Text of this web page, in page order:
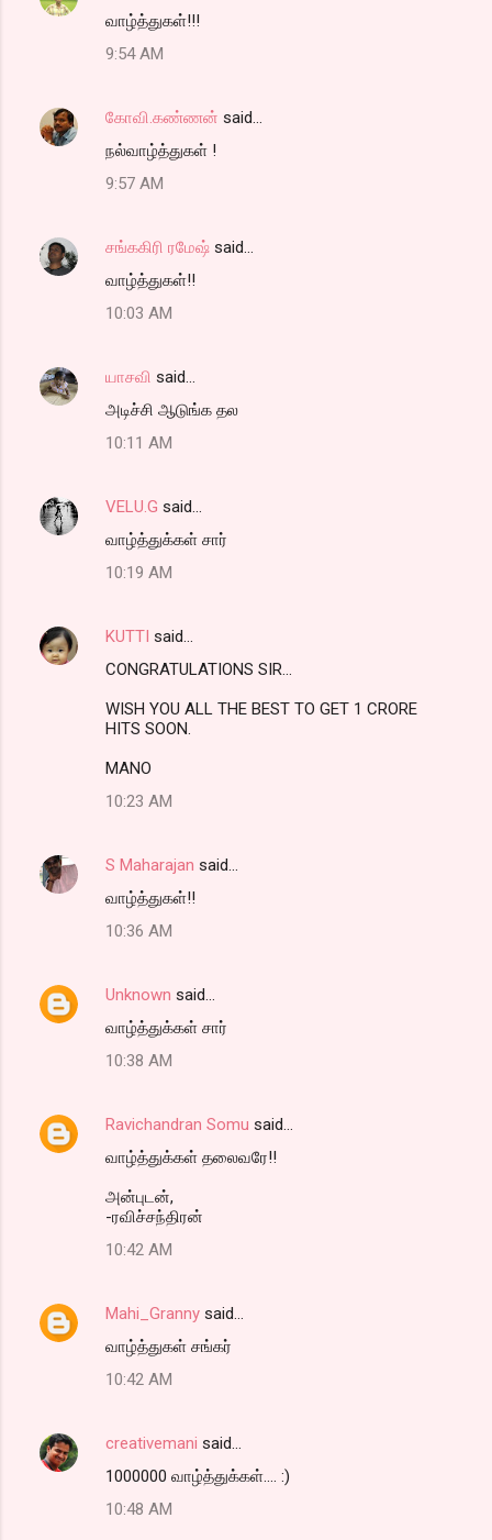
வாழ்த்துகள்!!!
9:54 AM
கோவி.கண்ணன் said…
நல்வாழ்த்துகள் !
9:57 AM
சங்ககிரி ரமேஷ் said…
வாழ்த்துகள்!!
10:03 AM
யாசவி said…
அடிச்சி ஆடுங்க தல
10:11 AM
VELU.G said…
வாழ்த்துக்கள் சார்
10:19 AM
KUTTI said…
CONGRATULATIONS SIR...
WISH YOU ALL THE BEST TO GET 1 CRORE
HITS SOON.
MANO
10:23 AM
S Maharajan said…
வாழ்த்துகள்!!
10:36 AM
Unknown said…
வாழ்த்துக்கள் சார்
10:38 AM
Ravichandran Somu said…
வாழ்த்துக்கள் தலைவரே!!
அன்புடன்,
-ரவிச்சந்திரன்
10:42 AM
Mahi_Granny said…
வாழ்த்துகள் சங்கர்
10:42 AM
creativemani said…
1000000 வாழ்த்துக்கள்.... :)
10:48 AM